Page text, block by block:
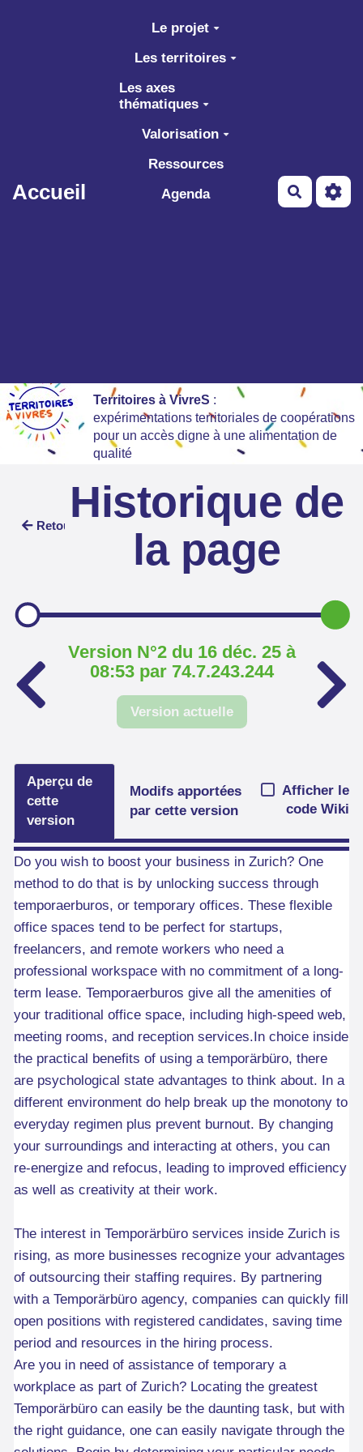
Aller au contenu principal
Accueil
Le projet
Les territoires
Les axes
thématiques
Valorisation
Ressources
Agenda
Territoires à VivreS :
expérimentations territoriales de coopérations
pour un accès digne à une alimentation de
qualité
Retour Historique de
la page
Version N°2 du 16 déc. 25 à
08:53 par 74.7.243.244
Version actuelle
Aperçu de
cette
version
Modifs apportées
par cette version
Afficher le
code Wiki